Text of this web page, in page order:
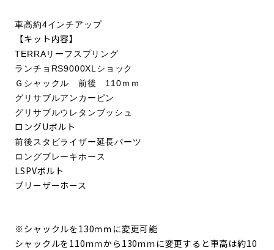
車高約4インチアップ
【キット内容】
TERRAリーフスプリング
ランチョRS9000XLショック
Ｇシャックル 前後 110ｍｍ
グリサブルアンカーピン
グリサブルウレタンブッシュ
ロングUボルト
前後スタビライザー延長パーツ
ロングブレーキホース
LSPVボルト
ブリーザーホース
※シャックルを130ｍｍに変更可能
シャックルを110ｍｍから130ｍｍに変更すると車高は約10